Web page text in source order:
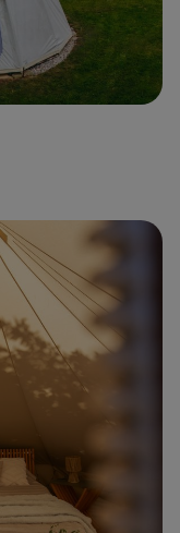
vám táto lišta